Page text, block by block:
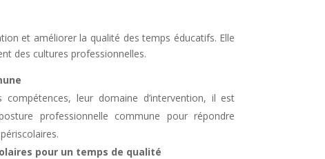
et améliorer la qualité des temps éducatifs. Elle
des cultures professionnelles.
leur domaine d’intervention, il est
professionnelle commune pour répondre
pour un temps de qualité